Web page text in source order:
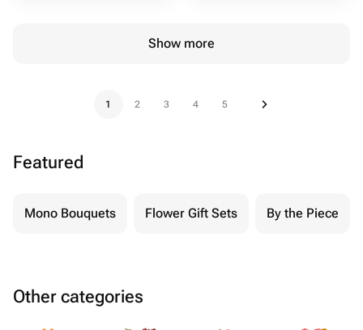
Show more
1 2 3 4 5
Featured
Mono Bouquets Flower Gift Sets By the Piece
Other categories